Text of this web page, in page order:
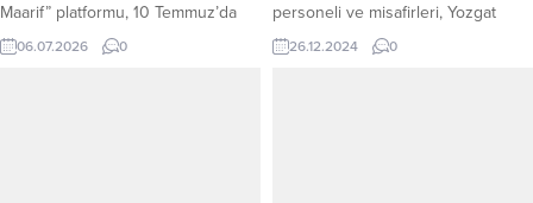
Maarif” platformu, 10 Temmuz’da
kullanıma açılıyor. Milli Eğitim
Bakanlığı tarafından hayata
06.07.2026 0
personeli ve misafirleri, Yozgat
Şehir Hastanesi Başhekimi Uz. Dr.
Mustafa Kozan’ı makamında ziyaret
26.12.2024 0